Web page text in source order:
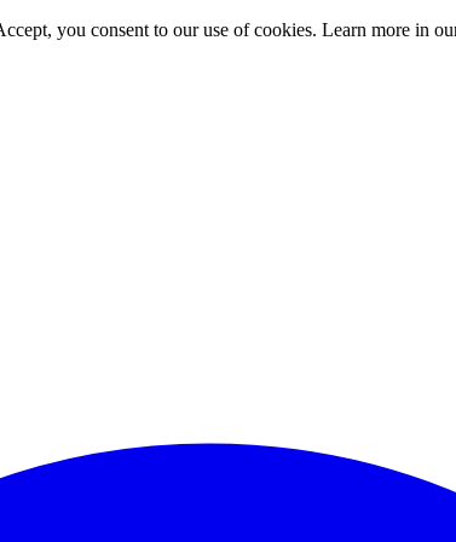
you consent to our use of cookies. Learn more in